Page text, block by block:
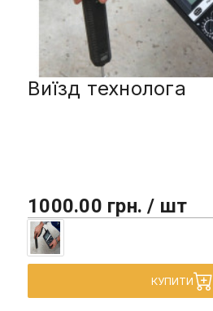
Виїзд технолога
1000.00 грн. / шт
КУПИТИ